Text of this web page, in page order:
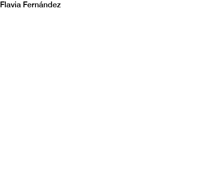
Flavia Fernández